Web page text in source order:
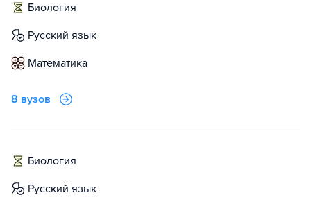
биология
русский язык
математика
8 вузов
биология
русский язык